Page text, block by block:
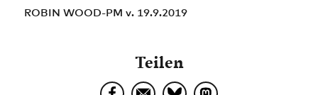
ROBIN WOOD-PM v. 19.9.2019
Teilen